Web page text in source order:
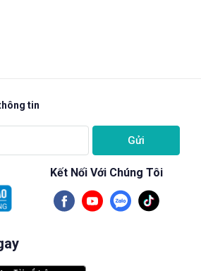
tin
Gửi
Kết Nối Với Chúng Tôi